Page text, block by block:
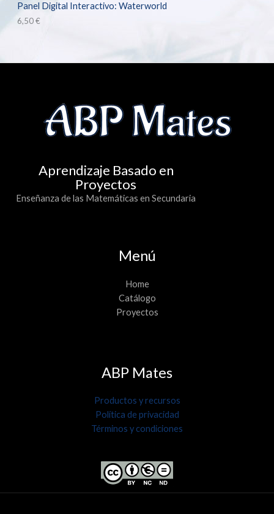
Panel Digital Interactivo: Waterworld
6,50€
Aprendizaje Basado en
Proyectos
Enseñanza de las Matemáticas en Secundaria
Menú
Home
Catálogo
Proyectos
ABP Mates
Productos y recursos
Política de privacidad
Términos y condiciones